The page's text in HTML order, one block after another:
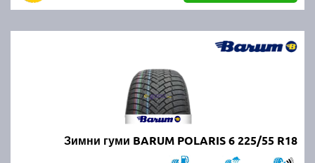
Зимни гуми BARUM POLARIS 6 225/55 R18